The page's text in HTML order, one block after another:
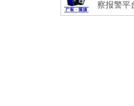
察报警平